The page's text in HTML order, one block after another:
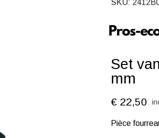
SKU
Set
mm
€ 22,50
Pièce